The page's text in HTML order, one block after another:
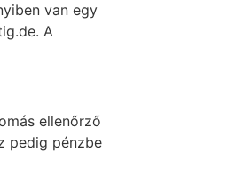
van egy
A
ellenőrző
pedig pénzbe